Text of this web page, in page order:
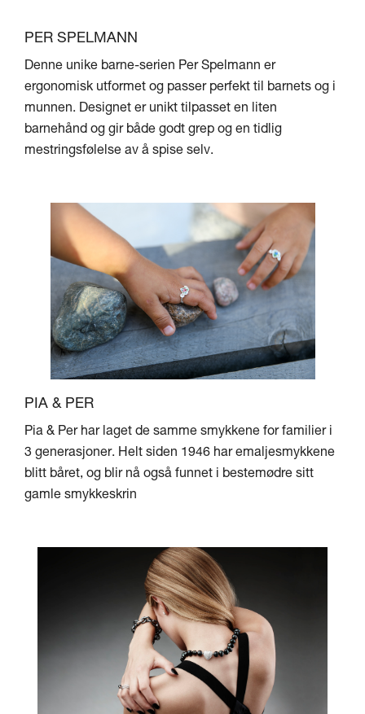
PER SPELMANN
Denne unike barne-serien Per Spelmann er
ergonomisk utformet og passer perfekt til barnets og i
munnen. Designet er unikt tilpasset en liten
barnehånd og gir både godt grep og en tidlig
mestringsfølelse av å spise selv.
PIA & PER
Pia & Per har laget de samme smykkene for familier i
3 generasjoner. Helt siden 1946 har emaljesmykkene
blitt båret, og blir nå også funnet i bestemødre sitt
gamle smykkeskrin